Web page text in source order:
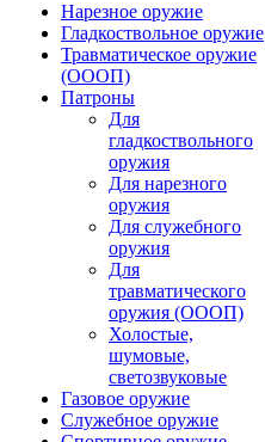
Нарезное оружие
Гладкоствольное оружие
Травматическое оружие
(ОООП)
Патроны
Для
гладкоствольного
оружия
Для нарезного
оружия
Для служебного
оружия
Для
травматического
оружия (ОООП)
Холостые,
шумовые,
светозвуковые
Газовое оружие
Служебное оружие